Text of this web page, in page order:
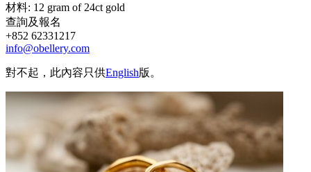
材料: 12 gram of 24ct gold
查詢及報名
+852 62331217
info@obellery.com
對不起，此內容只供English版。